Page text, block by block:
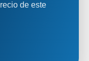
de este